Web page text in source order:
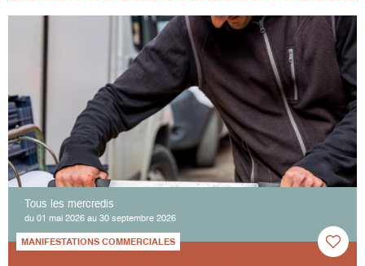
Tous les mercredis
du 01 mai 2026 au 30 septembre 2026
MANIFESTATIONS COMMERCIALES